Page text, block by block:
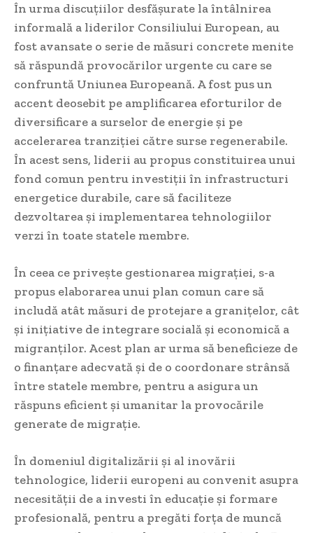
În urma discuțiilor desfășurate la întâlnirea
informală a liderilor Consiliului European, au
fost avansate o serie de măsuri concrete menite
să răspundă provocărilor urgente cu care se
confruntă Uniunea Europeană. A fost pus un
accent deosebit pe amplificarea eforturilor de
diversificare a surselor de energie și pe
accelerarea tranziției către surse regenerabile.
În acest sens, liderii au propus constituirea unui
fond comun pentru investiții în infrastructuri
energetice durabile, care să faciliteze
dezvoltarea și implementarea tehnologiilor
verzi în toate statele membre.
În ceea ce privește gestionarea migrației, s-a
propus elaborarea unui plan comun care să
includă atât măsuri de protejare a granițelor, cât
și inițiative de integrare socială și economică a
migranților. Acest plan ar urma să beneficieze de
o finanțare adecvată și de o coordonare strânsă
între statele membre, pentru a asigura un
răspuns eficient și umanitar la provocările
generate de migrație.
În domeniul digitalizării și al inovării
tehnologice, liderii europeni au convenit asupra
necesității de a investi în educație și formare
profesională, pentru a pregăti forța de muncă